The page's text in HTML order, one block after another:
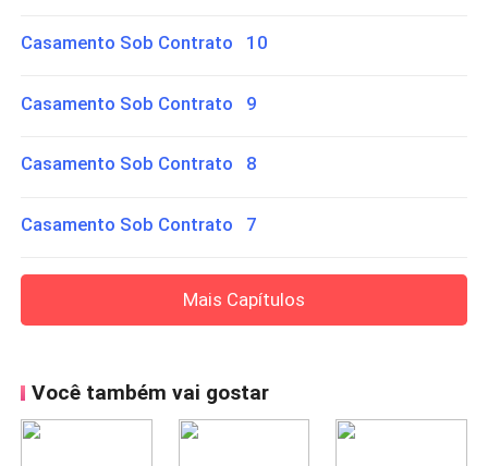
Casamento Sob Contrato 10
Casamento Sob Contrato 9
Casamento Sob Contrato 8
Casamento Sob Contrato 7
Mais Capítulos
Você também vai gostar